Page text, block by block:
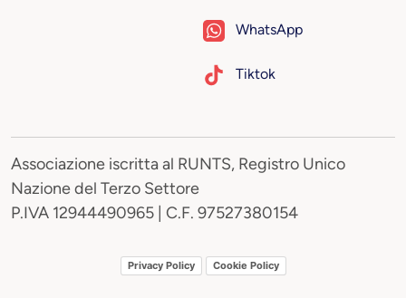
WhatsApp
Tiktok
Associazione iscritta al RUNTS, Registro Unico
Nazione del Terzo Settore
P.IVA 12944490965 | C.F. 97527380154
Privacy Policy Cookie Policy